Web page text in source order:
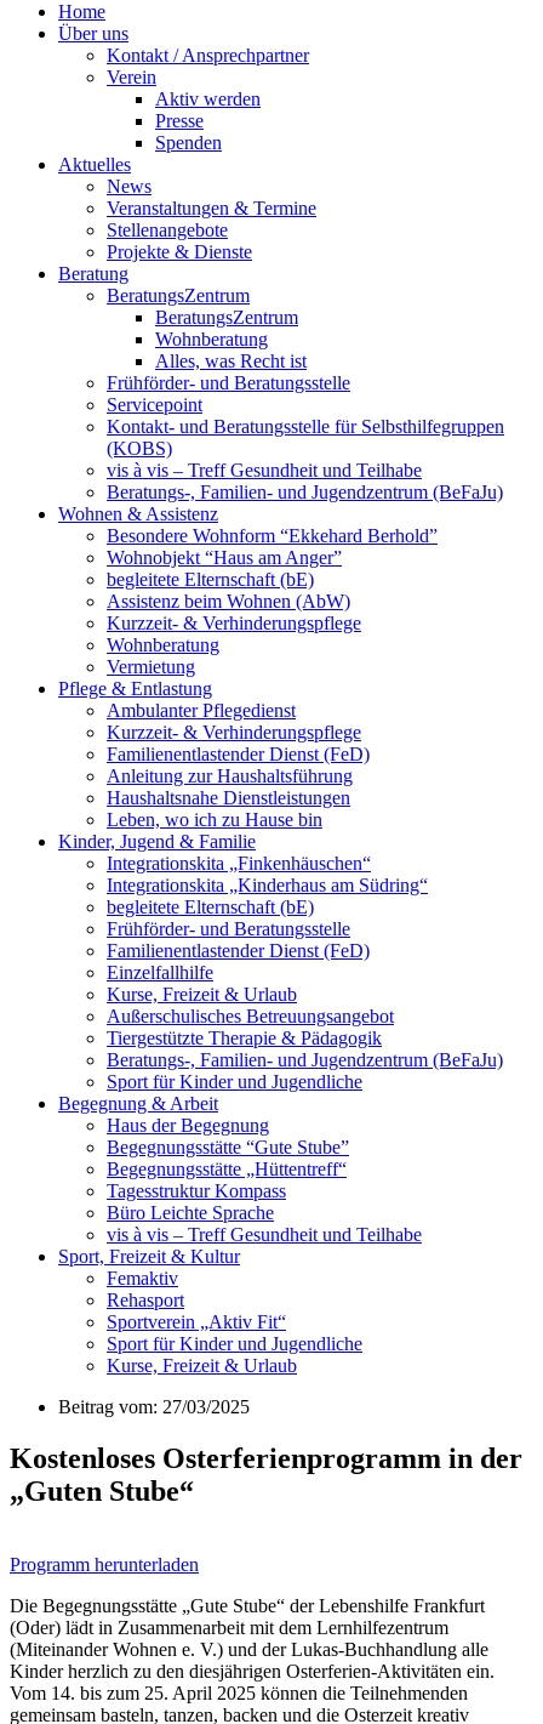
Home
Über uns
Kontakt / Ansprechpartner
Verein
Aktiv werden
Presse
Spenden
Aktuelles
News
Veranstaltungen & Termine
Stellenangebote
Projekte & Dienste
Beratung
BeratungsZentrum
BeratungsZentrum
Wohnberatung
Alles, was Recht ist
Frühförder- und Beratungsstelle
Servicepoint
Kontakt- und Beratungsstelle für Selbsthilfegruppen
(KOBS)
vis à vis – Treff Gesundheit und Teilhabe
Beratungs-, Familien- und Jugendzentrum (BeFaJu)
Wohnen & Assistenz
Besondere Wohnform “Ekkehard Berhold”
Wohnobjekt “Haus am Anger”
begleitete Elternschaft (bE)
Assistenz beim Wohnen (AbW)
Kurzzeit- & Verhinderungspflege
Wohnberatung
Vermietung
Pflege & Entlastung
Ambulanter Pflegedienst
Kurzzeit- & Verhinderungspflege
Familienentlastender Dienst (FeD)
Anleitung zur Haushaltsführung
Haushaltsnahe Dienstleistungen
Leben, wo ich zu Hause bin
Kinder, Jugend & Familie
Integrationskita „Finkenhäuschen“
Integrationskita „Kinderhaus am Südring“
begleitete Elternschaft (bE)
Frühförder- und Beratungsstelle
Familienentlastender Dienst (FeD)
Einzelfallhilfe
Kurse, Freizeit & Urlaub
Außerschulisches Betreuungsangebot
Tiergestützte Therapie & Pädagogik
Beratungs-, Familien- und Jugendzentrum (BeFaJu)
Sport für Kinder und Jugendliche
Begegnung & Arbeit
Haus der Begegnung
Begegnungsstätte “Gute Stube”
Begegnungsstätte „Hüttentreff“
Tagesstruktur Kompass
Büro Leichte Sprache
vis à vis – Treff Gesundheit und Teilhabe
Sport, Freizeit & Kultur
Femaktiv
Rehasport
Sportverein „Aktiv Fit“
Sport für Kinder und Jugendliche
Kurse, Freizeit & Urlaub
Beitrag vom: 27/03/2025
Kostenloses Osterferienprogramm in der
„Guten Stube“
Programm herunterladen
Die Begegnungsstätte „Gute Stube“ der Lebenshilfe Frankfurt
(Oder) lädt in Zusammenarbeit mit dem Lernhilfezentrum
(Miteinander Wohnen e. V.) und der Lukas-Buchhandlung alle
Kinder herzlich zu den diesjährigen Osterferien-Aktivitäten ein.
Vom 14. bis zum 25. April 2025 können die Teilnehmenden
gemeinsam basteln, tanzen, backen und die Osterzeit kreativ